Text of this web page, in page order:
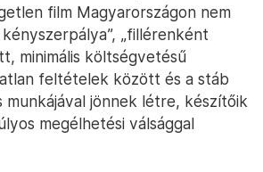
film Magyarországon nem
„fillérenként
minimális költségvetésű
feltételek között és a stáb
munkájával jönnek létre, készítőik
megélhetési válsággal